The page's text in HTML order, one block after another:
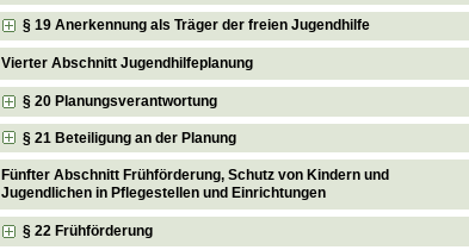
§ 19 Anerkennung als Träger der freien Jugendhilfe
Vierter Abschnitt Jugendhilfeplanung
§ 20 Planungsverantwortung
§ 21 Beteiligung an der Planung
Fünfter Abschnitt Frühförderung, Schutz von Kindern und
Jugendlichen in Pflegestellen und Einrichtungen
§ 22 Frühförderung